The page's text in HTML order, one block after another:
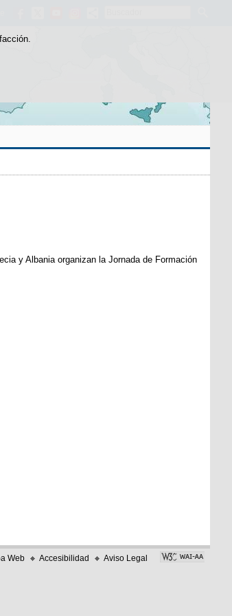
y Albania organizan la Jornada de Formación
Web Accesibilidad Aviso Legal